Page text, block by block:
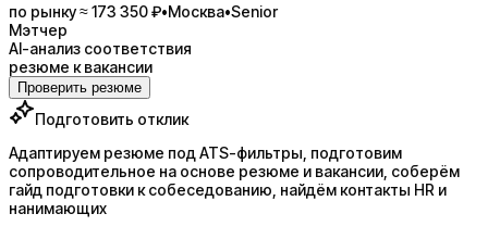
по рынку ≈ 173 350 ₽•Москва•Senior
Мэтчер
AI-анализ соответствия
резюме к вакансии
Проверить резюме
Подготовить отклик
Адаптируем резюме под ATS-фильтры, подготовим
сопроводительное на основе резюме и вакансии, соберём
гайд подготовки к собеседованию, найдём контакты HR и
нанимающих